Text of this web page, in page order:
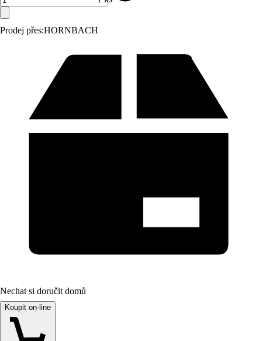
Prodej přes:HORNBACH
Nechat si doručit domů
Koupit on-line